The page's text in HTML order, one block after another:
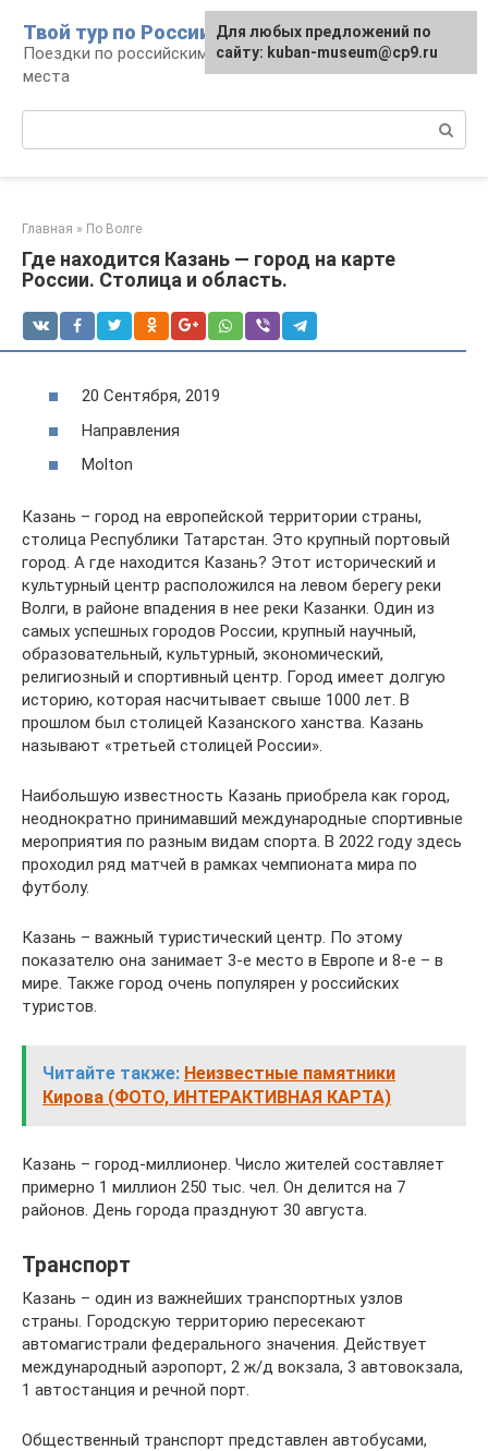
контенту
Твой тур по России
Поездки по российским городам, маршруты и
места
Главная » По Волге
Где находится Казань — город на карте
России. Столица и область.
20 Сентября, 2019
Направления
Molton
Казань – город на европейской территории страны,
столица Республики Татарстан. Это крупный портовый
город. А где находится Казань? Этот исторический и
культурный центр расположился на левом берегу реки
Волги, в районе впадения в нее реки Казанки. Один из
самых успешных городов России, крупный научный,
образовательный, культурный, экономический,
религиозный и спортивный центр. Город имеет долгую
историю, которая насчитывает свыше 1000 лет. В
прошлом был столицей Казанского ханства. Казань
называют «третьей столицей России».
Наибольшую известность Казань приобрела как город,
неоднократно принимавший международные спортивные
мероприятия по разным видам спорта. В 2022 году здесь
проходил ряд матчей в рамках чемпионата мира по
футболу.
Казань – важный туристический центр. По этому
показателю она занимает 3-е место в Европе и 8-е – в
мире. Также город очень популярен у российских
туристов.
Читайте также: Неизвестные памятники
Кирова (ФОТО, ИНТЕРАКТИВНАЯ КАРТА)
Казань – город-миллионер. Число жителей составляет
примерно 1 миллион 250 тыс. чел. Он делится на 7
районов. День города празднуют 30 августа.
Транспорт
Казань – один из важнейших транспортных узлов
страны. Городскую территорию пересекают
автомагистрали федерального значения. Действует
международный аэропорт, 2 ж/д вокзала, 3 автовокзала,
1 автостанция и речной порт.
Общественный транспорт представлен автобусами,
Для любых предложений по
сайту: kuban-museum@cp9.ru